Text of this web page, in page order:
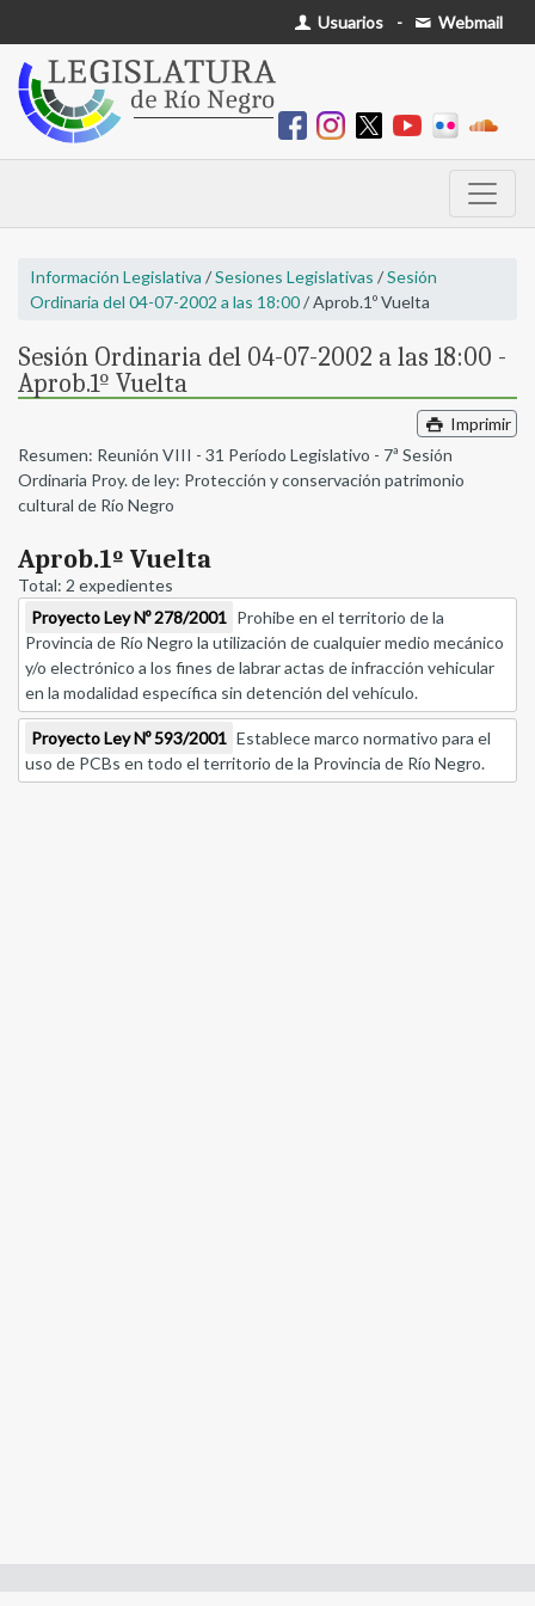
Usuarios - Webmail
Información Legislativa /Sesiones Legislativas /Sesión
Ordinaria del 04-07-2002 a las 18:00/ Aprob.1º Vuelta
Sesión Ordinaria del 04-07-2002 a las 18:00 -
Aprob.1º Vuelta
Imprimir
Resumen: Reunión VIII - 31 Período Legislativo - 7ª Sesión
Ordinaria Proy. de ley: Protección y conservación patrimonio
cultural de Río Negro
Aprob.1º Vuelta
Total: 2 expedientes
Proyecto Ley Nº 278/2001 Prohibe en el territorio de la
Provincia de Río Negro la utilización de cualquier medio mecánico
y/o electrónico a los fines de labrar actas de infracción vehicular
en la modalidad específica sin detención del vehículo.
Proyecto Ley Nº 593/2001 Establece marco normativo para el
uso de PCBs en todo el territorio de la Provincia de Río Negro.